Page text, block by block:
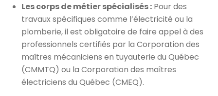
Les corps de métier spécialisés : Pour des
travaux spécifiques comme l’électricité ou la
plomberie, il est obligatoire de faire appel à des
professionnels certifiés par la Corporation des
maîtres mécaniciens en tuyauterie du Québec
(CMMTQ) ou la Corporation des maîtres
électriciens du Québec (CMEQ).